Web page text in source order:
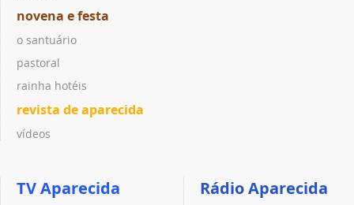
novena e festa
o santuário
pastoral
rainha hotéis
revista de aparecida
vídeos
TV Aparecida Rádio Aparecida